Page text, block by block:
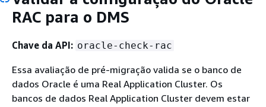
RAC para o DMS
Chave da API: oracle-check-rac
Essa avaliação de pré-migração valida se o banco de
dados Oracle é uma Real Application Cluster. Os
bancos de dados Real Application Cluster devem estar